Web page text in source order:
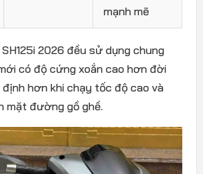
mạnh mẽ
2026 đều sử dụng chung
có độ cứng xoắn cao hơn đời
hơn khi chạy tốc độ cao và
mặt đường gồ ghề.